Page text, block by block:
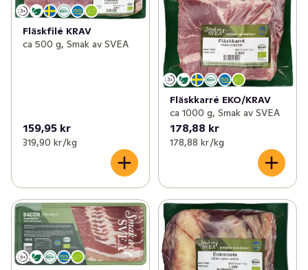
Fläskfilé KRAV
ca 500 g, Smak av SVEA
159,95 kr
319,90 kr /kg
Fläskkarré EKO/KRAV
ca 1000 g, Smak av SVEA
178,88 kr
178,88 kr /kg